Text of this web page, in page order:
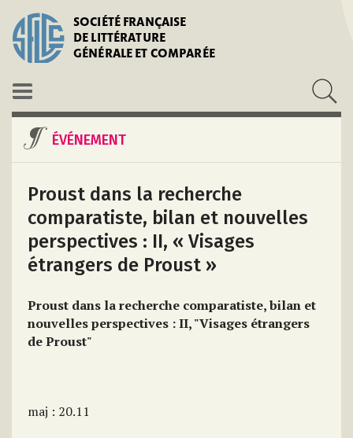
SOCIÉTÉ FRANÇAISE
DE LITTÉRATURE
GÉNÉRALE ET COMPARÉE
ÉVÉNEMENT
Proust dans la recherche
comparatiste, bilan et nouvelles
perspectives : II, « Visages
étrangers de Proust »
Proust dans la recherche comparatiste, bilan et
nouvelles perspectives : II, "Visages étrangers
de Proust"
maj : 20.11